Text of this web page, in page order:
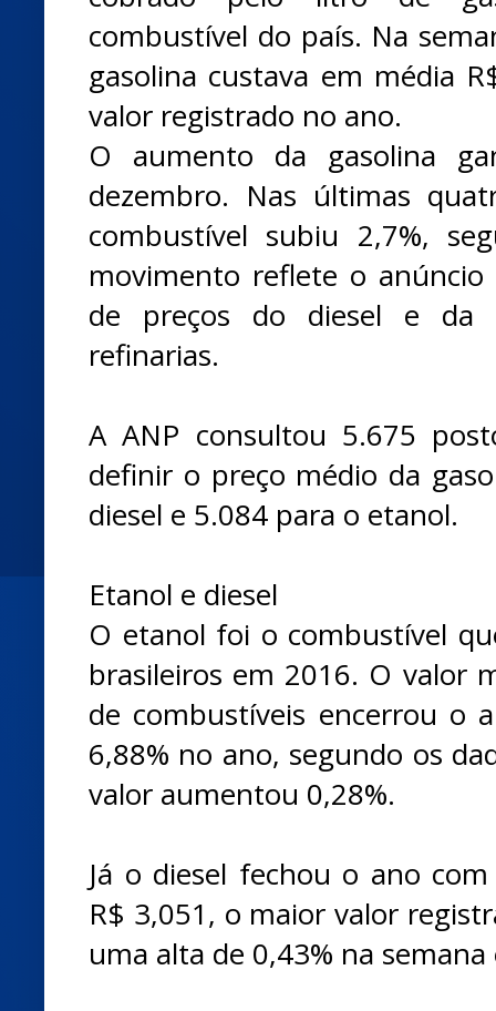
combustível do país. Na
gasolina custava em média
valor registrado no ano.
O aumento da gasolina
dezembro. Nas últimas
combustível subiu 2,7%,
movimento reflete o
de preços do diesel e da
refinarias.
A ANP consultou 5.675
definir o preço médio da
diesel e 5.084 para o etanol.
Etanol e diesel
O etanol foi o combustível
brasileiros em 2016. O valor
de combustíveis encerrou o
6,88% no ano, segundo os
valor aumentou 0,28%.
Já o diesel fechou o ano
R$ 3,051, o maior valor
uma alta de 0,43% na